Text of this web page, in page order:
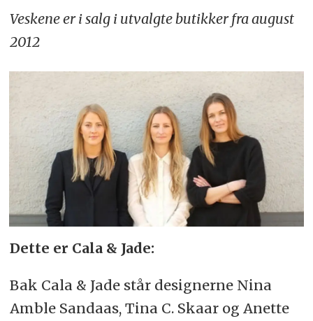
Veskene er i salg i utvalgte butikker fra august
2012
Dette er Cala & Jade:
Bak Cala & Jade står designerne Nina
Amble Sandaas, Tina C. Skaar og Anette